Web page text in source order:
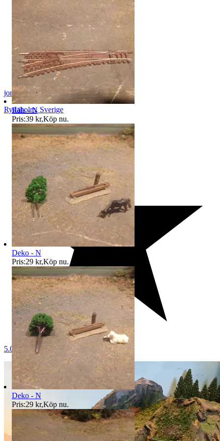
jon-52
Rydaholm, Sverige
5.0
Räls - N
Pris:39 kr,Köp nu.
Deko - N
Pris:29 kr,Köp nu.
Deko - N
Pris:29 kr,Köp nu.